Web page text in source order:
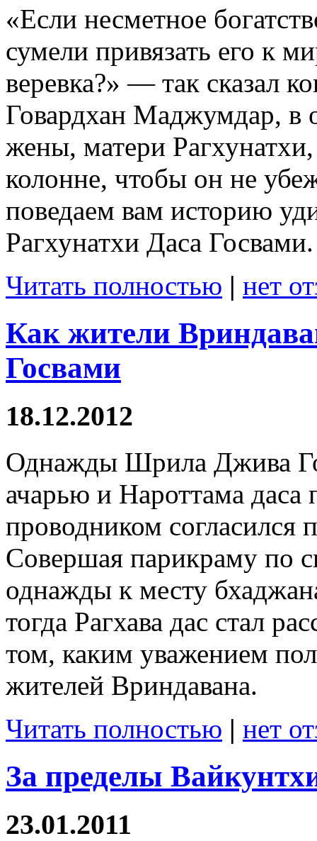
«Если несметное
сумели привязать его к
веревка?» — так сказал
Говардхан Маджумдар, в
жены, матери Рагхунатхи,
колонне, чтобы он не
поведаем вам историю
Рагхунатхи Даса Госвами.
Читать полностью | нет
Как жители
Госвами
18.12.2012
Однажды Шрила Джива
ачарью и Нароттама
проводником
Совершая парикраму по
однажды к месту
тогда Рагхава дас стал
том, каким уважением
жителей Вриндавана.
Читать полностью | нет
За пределы
23.01.2011